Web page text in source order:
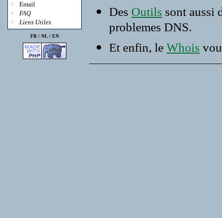
>
Email
>
FAQ
>
Liens Utiles
FR / NL/ EN
Des Outils sont aussi
problemes DNS.
Et enfin, le Whois